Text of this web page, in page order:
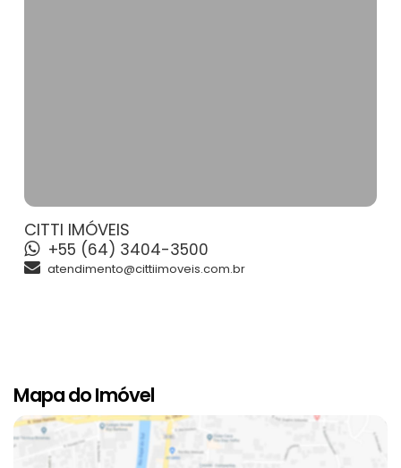
CITTI IMÓVEIS
+55 (64) 3404-3500
atendimento@cittiimoveis.com.br
Mapa do Imóvel